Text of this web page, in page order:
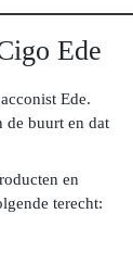
Ede
Ede.
de buurt en dat
en
terecht: